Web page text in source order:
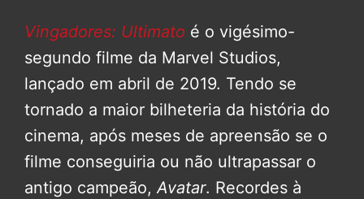
Vingadores: Ultimato é o vigésimo-
segundo filme da Marvel Studios,
lançado em abril de 2019. Tendo se
tornado a maior bilheteria da história do
cinema, após meses de apreensão se o
filme conseguiria ou não ultrapassar o
antigo campeão,Avatar. Recordes à